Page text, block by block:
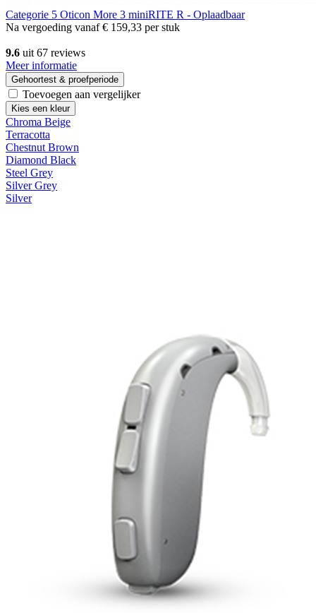
Categorie 5 Oticon More 3 miniRITE R - Oplaadbaar
Na vergoeding vanaf€ 159,33 per stuk
9.6 uit 67 reviews
Meer informatie
Gehoortest & proefperiode
Toevoegen aan vergelijker
Kies een kleur
Chroma Beige
Terracotta
Chestnut Brown
Diamond Black
Steel Grey
Silver Grey
Silver